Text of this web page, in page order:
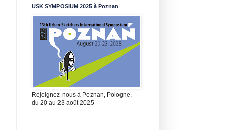
USK SYMPOSIUM 2025 à Poznan
Rejoignez-nous à Poznan, Pologne,
du 20 au 23 août 2025